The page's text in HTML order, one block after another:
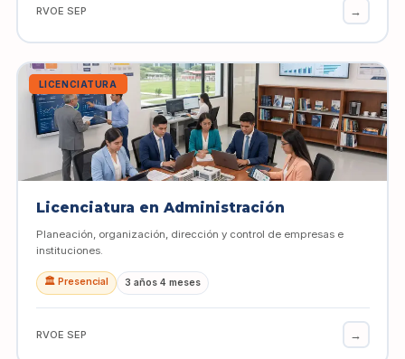
RVOE SEP →
LICENCIATURA
Licenciatura en Administración
Planeación, organización, dirección y control de empresas e
instituciones.
🏛️ Presencial 3 años 4 meses
RVOE SEP →